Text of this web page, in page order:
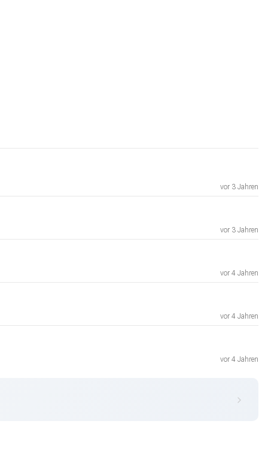
vor 3 Jahren
vor 3 Jahren
vor 4 Jahren
vor 4 Jahren
vor 4 Jahren